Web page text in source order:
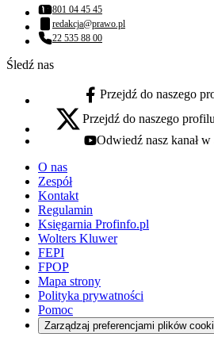
Numer telefonu:
801 04 45 45
Adres email:
redakcja@prawo.pl
Numer telefonu:
22 535 88 00
Śledź nas
facebook - otwiera się w nowej
Przejdź do naszego
x - otwiera się w nowej karcie
Przejdź do naszego
youtube - otwiera się w nowej
Odwiedź nasz kanał
O nas
Zespół
Kontakt
Regulamin
Księgarnia Profinfo.pl
Wolters Kluwer
FEPI
FPOP
Mapa strony
Polityka prywatności
Pomoc
Zarządzaj preferencjami plików